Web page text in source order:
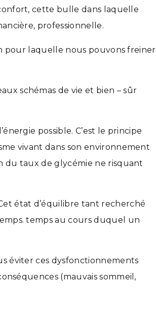
cette bulle dans laquelle
professionnelle.
pour laquelle nous pouvons freiner
schémas de vie et bien – sûr
possible. C’est le principe
vivant dans son environnement
du taux de glycémie ne risquant
état d’équilibre tant recherché
temps au cours duquel un
éviter ces dysfonctionnements
(mauvais sommeil,